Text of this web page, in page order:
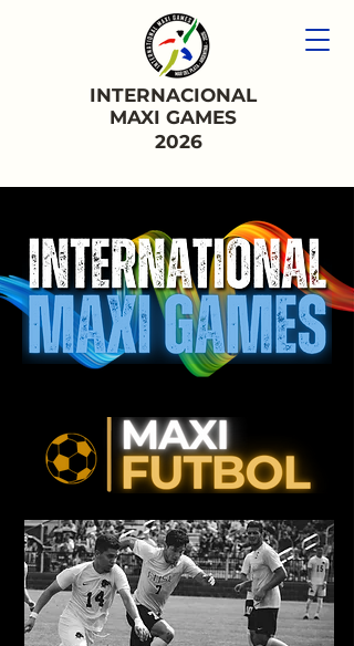
INTERNACIONAL
MAXI GAMES
2026